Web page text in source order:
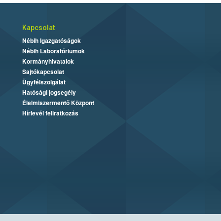
Kapcsolat
Nébih Igazgatóságok
Nébih Laboratóriumok
Kormányhivatalok
Sajtókapcsolat
Ügyfélszolgálat
Hatósági jogsegély
Élelmiszermentő Központ
Hírlevél feliratkozás